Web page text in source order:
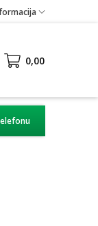
0,00